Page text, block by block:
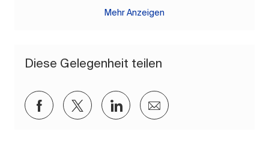
Mehr Anzeigen
Diese Gelegenheit teilen
Über Facebook teilen
Über Twitter teilen
Über LinkedIn teilen
Per E-Mail teilen